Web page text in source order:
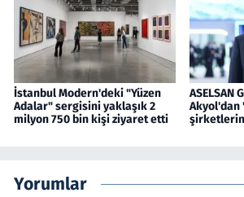
İstanbul Modern'deki "Yüzen
Adalar" sergisini yaklaşık 2
milyon 750 bin kişi ziyaret etti
ASELSAN
Akyol'dan
Yorumlar